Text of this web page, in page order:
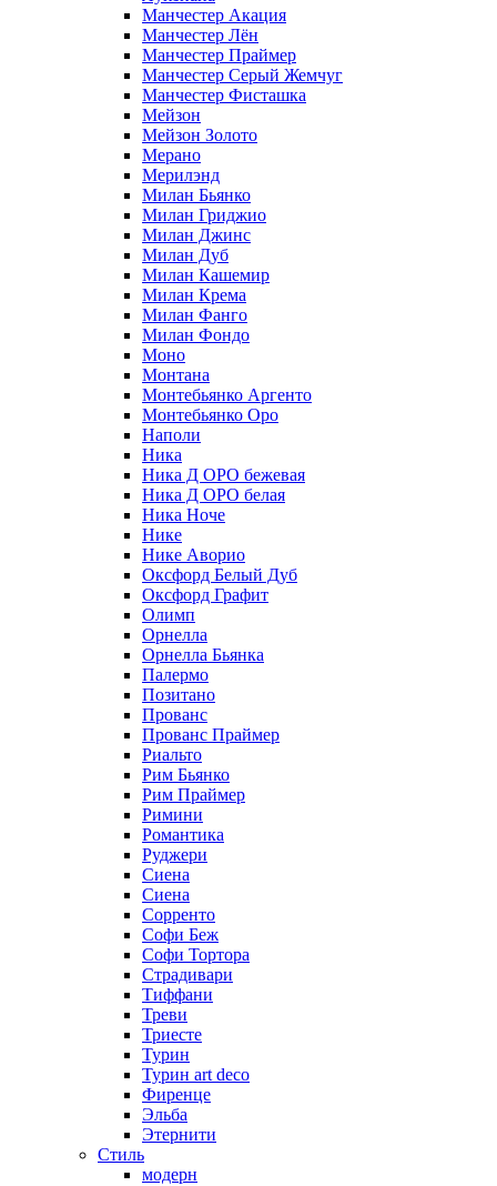
Манчестер Акация
Манчестер Лён
Манчестер Праймер
Манчестер Серый Жемчуг
Манчестер Фисташка
Мейзон
Мейзон Золото
Мерано
Мерилэнд
Милан Бьянко
Милан Гриджио
Милан Джинс
Милан Дуб
Милан Кашемир
Милан Крема
Милан Фанго
Милан Фондо
Моно
Монтана
Монтебьянко Аргенто
Монтебьянко Оро
Наполи
Ника
Ника Д ОРО бежевая
Ника Д ОРО белая
Ника Ноче
Нике
Нике Аворио
Оксфорд Белый Дуб
Оксфорд Графит
Олимп
Орнелла
Орнелла Бьянка
Палермо
Позитано
Прованс
Прованс Праймер
Риальто
Рим Бьянко
Рим Праймер
Римини
Романтика
Руджери
Сиена
Сиена
Сорренто
Софи Беж
Софи Тортора
Страдивари
Тиффани
Треви
Триесте
Турин
Турин art deco
Фиренце
Эльба
Этернити
Стиль
модерн